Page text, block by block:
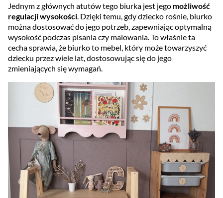
Jednym z głównych atutów tego biurka jest jego możliwość
regulacji wysokości. Dzięki temu, gdy dziecko rośnie, biurko
można dostosować do jego potrzeb, zapewniając optymalną
wysokość podczas pisania czy malowania. To właśnie ta
cecha sprawia, że biurko to mebel, który może towarzyszyć
dziecku przez wiele lat, dostosowując się do jego
zmieniających się wymagań.